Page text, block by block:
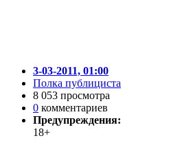
3-03-2011, 01:00
Полка публициста
8 053 просмотра
0 комментариев
Предупреждения:
18+